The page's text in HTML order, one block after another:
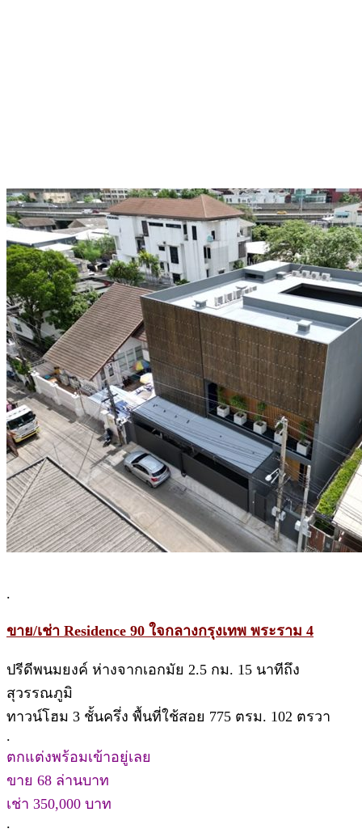
.
ขาย/เช่า Residence 90 ใจกลางกรุงเทพ พระราม 4
ปรีดีพนมยงค์ ห่างจากเอกมัย 2.5 กม. 15 นาทีถึง
สุวรรณภูมิ
ทาวน์โฮม 3 ชั้นครึ่ง พื้นที่ใช้สอย 775 ตรม. 102 ตรวา
.
ตกแต่งพร้อมเข้าอยู่เลย
ขาย 68 ล่านบาท
เช่า 350,000 บาท
.